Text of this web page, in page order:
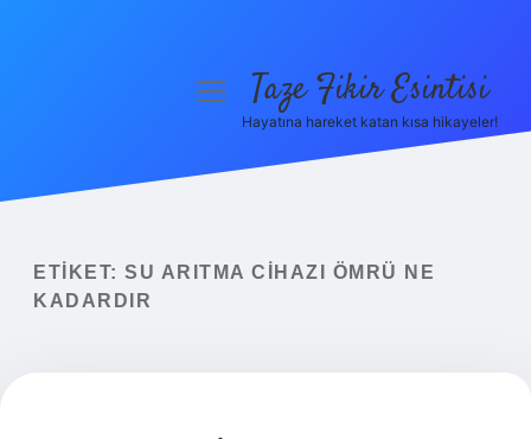
Yasal Uyarı
menüyüTaze Fikir Esintisi
Hayatına hareket katan kısa hikayeler!
ETIKET: SU ARITMA CIHAZI ÖMRÜ NE
KADARDIR